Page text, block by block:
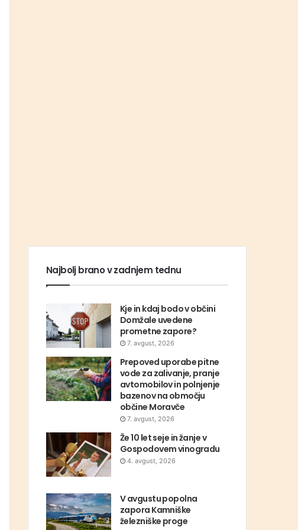
Najbolj brano v zadnjem tednu
Kje in kdaj bodo v občini
Domžale uvedene
prometne zapore?
7. avgust, 2026
Prepoved uporabe pitne
vode za zalivanje, pranje
avtomobilov in polnjenje
bazenov na območju
občine Moravče
7. avgust, 2026
Že 10 let seje in žanje v
Gospodovem vinogradu
4. avgust, 2026
V avgustu popolna
zapora Kamniške
železniške proge